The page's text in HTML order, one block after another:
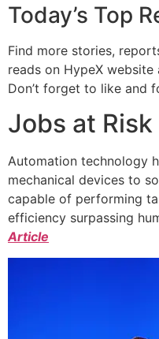
Today’s Top
Find more stories,
reads on HypeX website
Don’t forget to like and
Jobs at
Automation technology
mechanical devices to
capable of performing
efficiency surpassing
Article